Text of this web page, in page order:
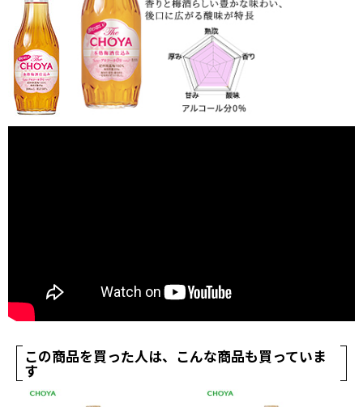
この商品を買った人は、こんな商品も買っていま
す